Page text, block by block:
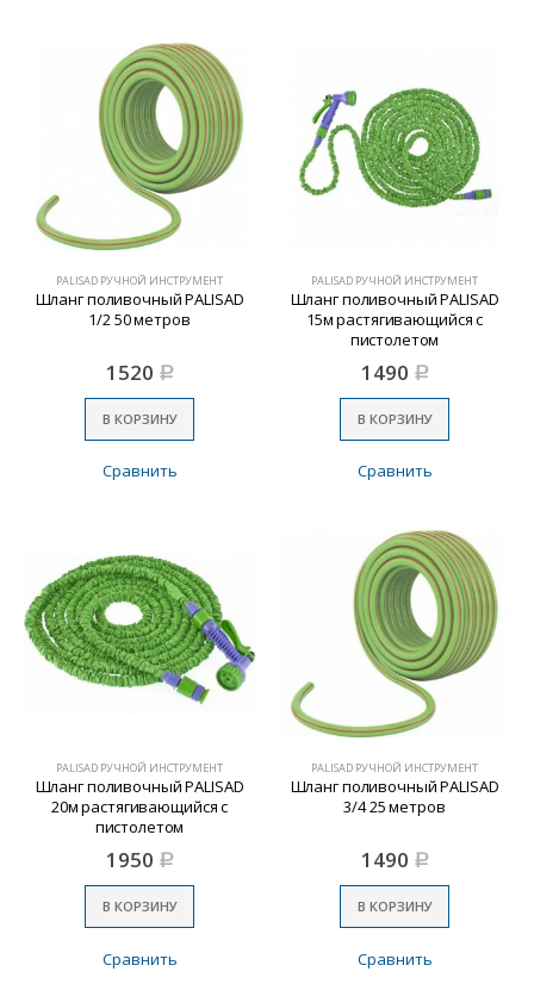
PALISAD РУЧНОЙ ИНСТРУМЕНТ
Шланг поливочный PALISAD
1/2 50 метров
1520 Р
В КОРЗИНУ
Сравнить
PALISAD РУЧНОЙ ИНСТРУМЕНТ
Шланг поливочный PALISAD
15м растягивающийся с
пистолетом
1490 Р
В КОРЗИНУ
Сравнить
PALISAD РУЧНОЙ ИНСТРУМЕНТ
Шланг поливочный PALISAD
20м растягивающийся с
пистолетом
1950 Р
В КОРЗИНУ
Сравнить
PALISAD РУЧНОЙ ИНСТРУМЕНТ
Шланг поливочный PALISAD
3/4 25 метров
1490 Р
В КОРЗИНУ
Сравнить